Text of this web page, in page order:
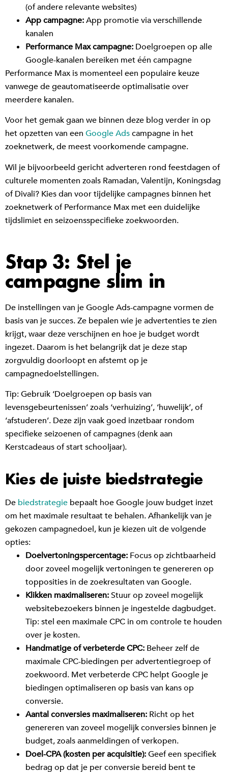
(of andere relevante websites)
App campagne:App promotie via verschillende
kanalen
Performance Max campagne: Doelgroepen op alle
Google-kanalen bereiken met één campagne
Performance Max is momenteel een populaire keuze
vanwege de geautomatiseerde optimalisatie over
meerdere kanalen.
Voor het gemak gaan we binnen deze blog verder in op
het opzetten van een Google Adscampagne in het
zoeknetwerk, de meest voorkomende campagne.
Wil je bijvoorbeeld gericht adverteren rond feestdagen of
culturele momenten zoals Ramadan, Valentijn, Koningsdag
of Divali? Kies dan voor tijdelijke campagnes binnen het
zoeknetwerk of Performance Max met een duidelijke
tijdslimiet en seizoensspecifieke zoekwoorden.
Stap 3: Stel je
campagne slim in
De instellingen van je Google Ads-campagne vormen de
basis van je succes. Ze bepalen wie je advertenties te zien
krijgt, waar deze verschijnen en hoe je budget wordt
ingezet. Daarom is het belangrijk dat je deze stap
zorgvuldig doorloopt en afstemt op je
campagnedoelstellingen.
Tip: Gebruik ‘Doelgroepen op basis van
levensgebeurtenissen’ zoals ‘verhuizing’, ‘huwelijk’, of
‘afstuderen’. Deze zijn vaak goed inzetbaar rondom
specifieke seizoenen of campagnes (denk aan
Kerstcadeaus of start schooljaar).
Kies de juiste biedstrategie
De biedstrategie bepaalt hoe Google jouw budget inzet
om het maximale resultaat te behalen. Afhankelijk van je
gekozen campagnedoel, kun je kiezen uit de volgende
opties:
Doelvertoningspercentage: Focus op zichtbaarheid
door zoveel mogelijk vertoningen te genereren op
topposities in de zoekresultaten van Google.
Klikken maximaliseren:Stuur op zoveel mogelijk
websitebezoekers binnen je ingestelde dagbudget.
Tip: stel een maximale CPC in om controle te houden
over je kosten.
Handmatige of verbeterde CPC: Beheer zelf de
maximale CPC-biedingen per advertentiegroep of
zoekwoord. Met verbeterde CPC helpt Google je
biedingen optimaliseren op basis van kans op
conversie.
Aantal conversies maximaliseren: Richt op het
genereren van zoveel mogelijk conversies binnen je
budget, zoals aanmeldingen of verkopen.
Doel-CPA (kosten per acquisitie):Geef een specifiek
bedrag op dat je per conversie bereid bent te